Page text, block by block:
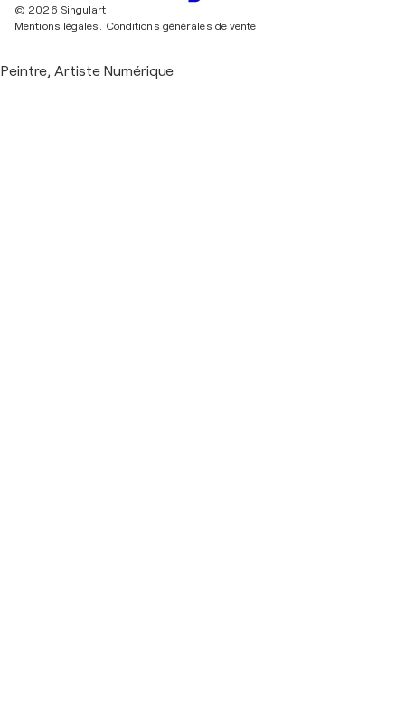
© 2026 Singulart
Mentions légales. Conditions générales de vente
Peintre, Artiste Numérique